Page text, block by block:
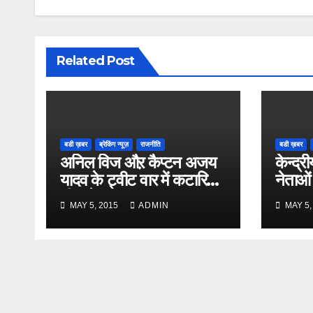
Related Post
बडी ख़बर ब्रेकिंग न्यूज़ राजनीति
अनिल विज औऱ कैप्टन अजय
यादव के ट्वीट वार में कटारिया
भी कूदे
MAY 5, 2015 ADMIN
बडी ख़बर
नेताओं
MAY